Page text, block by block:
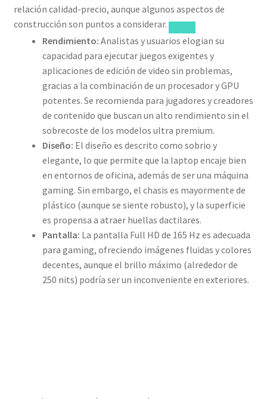
relación calidad-precio, aunque algunos aspectos de
construcción son puntos a considerar.
Rendimiento: Analistas y usuarios elogian su
capacidad para ejecutar juegos exigentes y
aplicaciones de edición de video sin problemas,
gracias a la combinación de un procesador y GPU
potentes. Se recomienda para jugadores y creadores
de contenido que buscan un alto rendimiento sin el
sobrecoste de los modelos ultra premium.
Diseño: El diseño es descrito como sobrio y
elegante, lo que permite que la laptop encaje bien
en entornos de oficina, además de ser una máquina
gaming. Sin embargo, el chasis es mayormente de
plástico (aunque se siente robusto), y la superficie
es propensa a atraer huellas dactilares.
Pantalla: La pantalla Full HD de 165 Hz es adecuada
para gaming, ofreciendo imágenes fluidas y colores
decentes, aunque el brillo máximo (alrededor de
250 nits) podría ser un inconveniente en exteriores.